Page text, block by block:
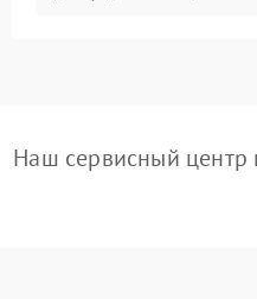
Наш сервисный центр